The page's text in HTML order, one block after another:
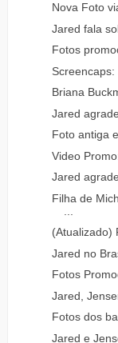
Nova Foto
Jared fala
Fotos
Briana
Jared
Foto antiga
Video
Jared
Filha de
(Atualizado)
Jared no
Fotos
Jared,
Fotos dos
Jared e